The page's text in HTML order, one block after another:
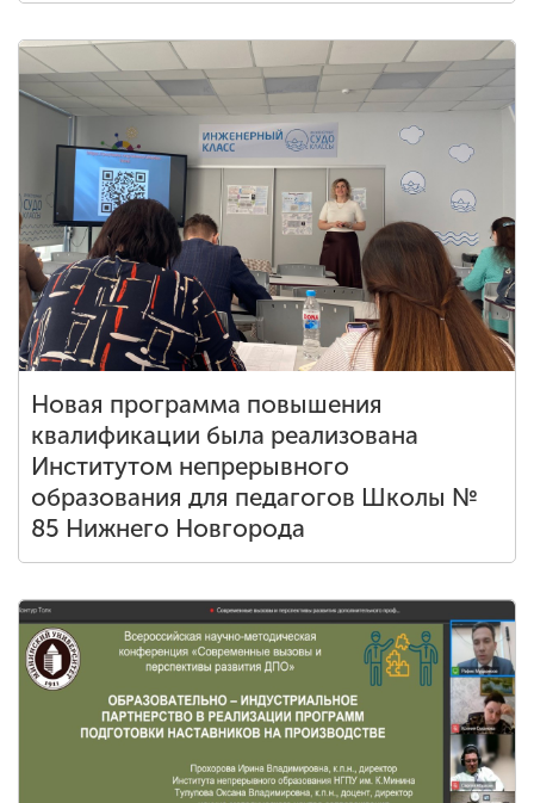
Новая программа повышения
квалификации была реализована
Институтом непрерывного
образования для педагогов Школы №
85 Нижнего Новгорода